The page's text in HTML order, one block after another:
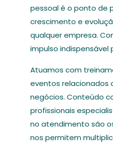
pessoal é o ponto de
crescimento e
qualquer empresa.
impulso indispensável
Atuamos com
eventos relacionados
negócios. Conteúdo
profissionais
no atendimento são
nos permitem